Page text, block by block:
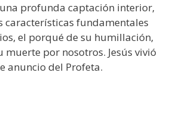
profunda captación interior,
características fundamentales
el porqué de su humillación,
muerte por nosotros. Jesús vivió
anuncio del Profeta.